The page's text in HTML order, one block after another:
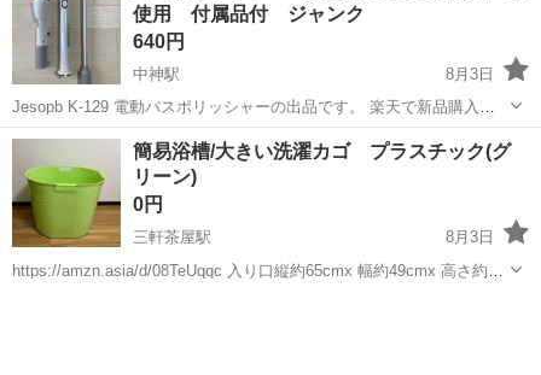
使用 付属品付 ジャンク
640円
中神駅
8月3日
Jesopb K-129 電動バスポリッシャーの出品です。 楽天で新品購入し
ましたが、電源は入るもののブラシが回転せず正常動作しませんでし
た。 未使用品ですが、動作不良のためジャンク品として出品いたしま
す。 【状態】 ・...
東京 昭島市 中神駅 家庭用品 ポリッシャー
簡易浴槽/大きい洗濯カゴ プラスチック(グ
リーン)
0円
三軒茶屋駅
8月3日
https://amzn.asia/d/08TeUqqc 入り口縦約65cmx 幅約49cmx 高さ約